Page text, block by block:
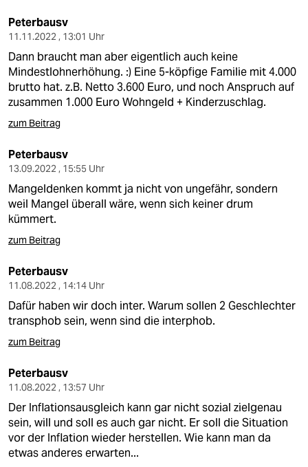
Peterbausv
11.11.2022 , 13:01 Uhr
Dann braucht man aber eigentlich auch keine
Mindestlohnerhöhung. :) Eine 5-köpfige Familie mit 4.000
brutto hat. z.B. Netto 3.600 Euro, und noch Anspruch auf
zusammen 1.000 Euro Wohngeld + Kinderzuschlag.
zum Beitrag
Peterbausv
13.09.2022 , 15:55 Uhr
Mangeldenken kommt ja nicht von ungefähr, sondern
weil Mangel überall wäre, wenn sich keiner drum
kümmert.
zum Beitrag
Peterbausv
11.08.2022 , 14:14 Uhr
Dafür haben wir doch inter. Warum sollen 2 Geschlechter
transphob sein, wenn sind die interphob.
zum Beitrag
Peterbausv
11.08.2022 , 13:57 Uhr
Der Inflationsausgleich kann gar nicht sozial zielgenau
sein, will und soll es auch gar nicht. Er soll die Situation
vor der Inflation wieder herstellen. Wie kann man da
etwas anderes erwarten...